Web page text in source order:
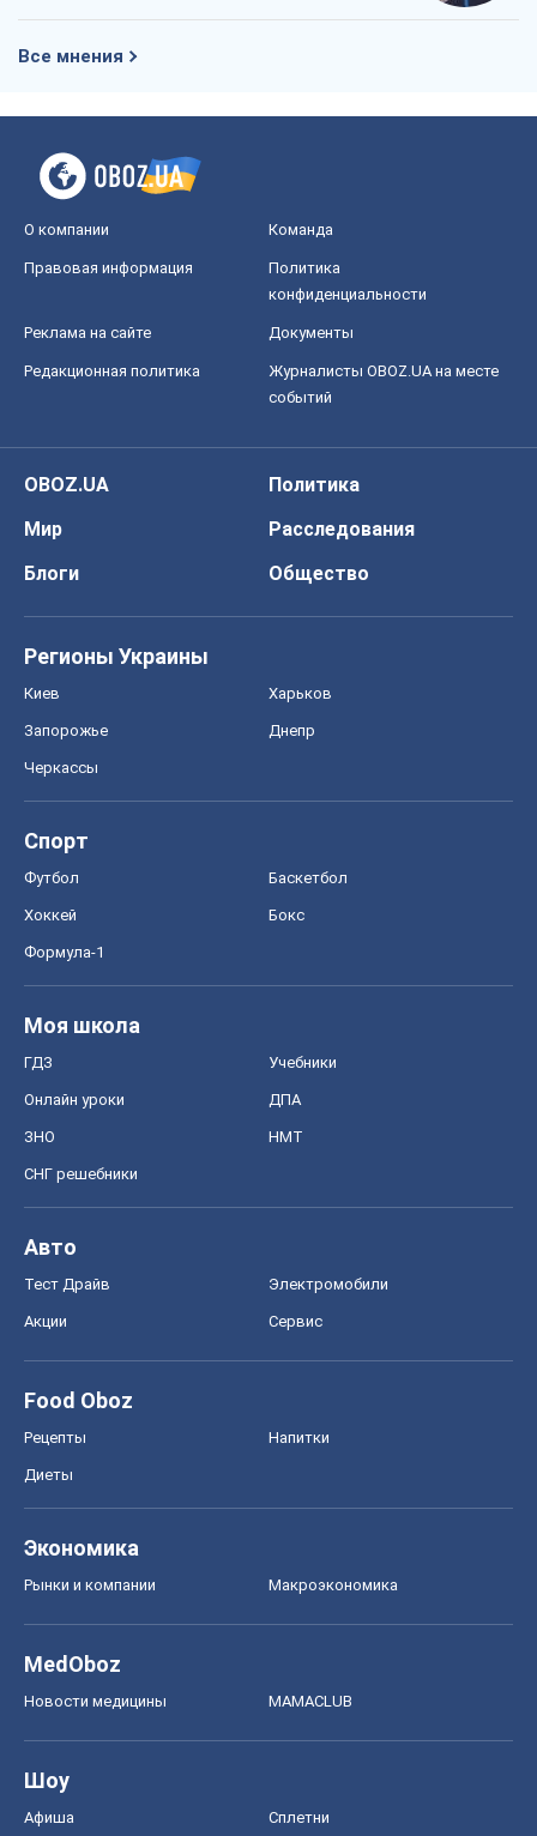
Все мнения
О компании Команда
Правовая информация
Политика
конфиденциальности
Реклама на сайте Документы
Редакционная политика
Журналисты OBOZ.UA на месте
событий
OBOZ.UA
Политика
Мир
Расследования
Блоги
Общество
Регионы Украины
Киев Харьков
Запорожье Днепр
Черкассы
Спорт
Футбол Баскетбол
Хоккей Бокс
Формула-1
Моя школа
ГДЗ Учебники
Онлайн уроки ДПА
ЗНО НМТ
СНГ решебники
Авто
Тест Драйв Электромобили
Акции Сервис
Food Oboz
Рецепты Напитки
Диеты
Экономика
Рынки и компании Mакроэкономика
MedOboz
Новости медицины MAMACLUB
Шоу
Афиша Сплетни